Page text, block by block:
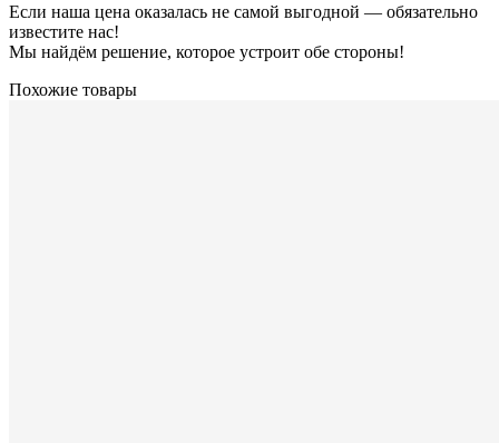
Если наша цена оказалась не самой выгодной — обязательно
известите нас!
Мы найдём решение, которое устроит обе стороны!
Похожие товары